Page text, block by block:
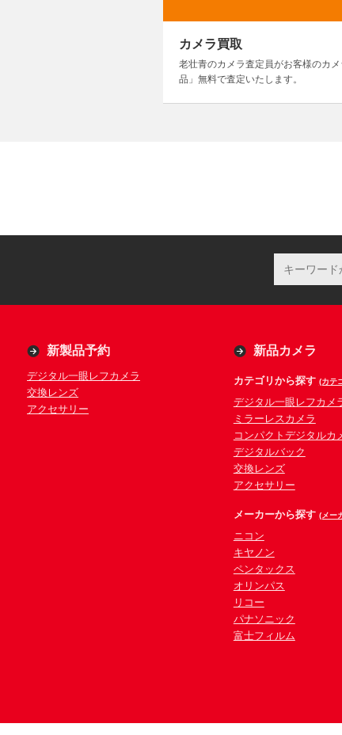
カメラ買取
老壮青のカメラ査定員がお客様のカ
品」無料で査定いたします。
新製品予約
デジタル一眼レフカメラ
交換レンズ
アクセサリー
新品カメラ
カテゴリから探す (カテ
デジタル一眼レフカメ
ミラーレスカメラ
コンパクトデジタルカ
デジタルバック
交換レンズ
アクセサリー
メーカーから探す (メー
ニコン
キヤノン
ペンタックス
オリンパス
リコー
パナソニック
富士フィルム